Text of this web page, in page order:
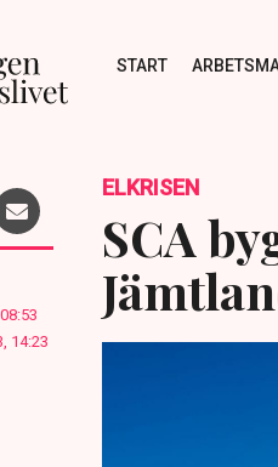
START
14:23
ELKRISEN
SCA